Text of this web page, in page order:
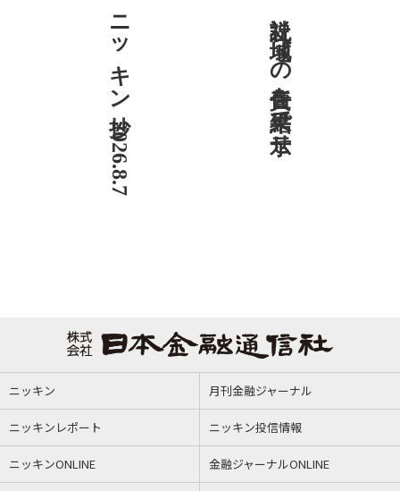
ニッキン抄 2026.8.7 社説 地域への責任を結果で示せ
ニッキン 月刊金融ジャーナル
ニッキンレポート ニッキン投信情報
ニッキンONLINE 金融ジャーナルONLINE